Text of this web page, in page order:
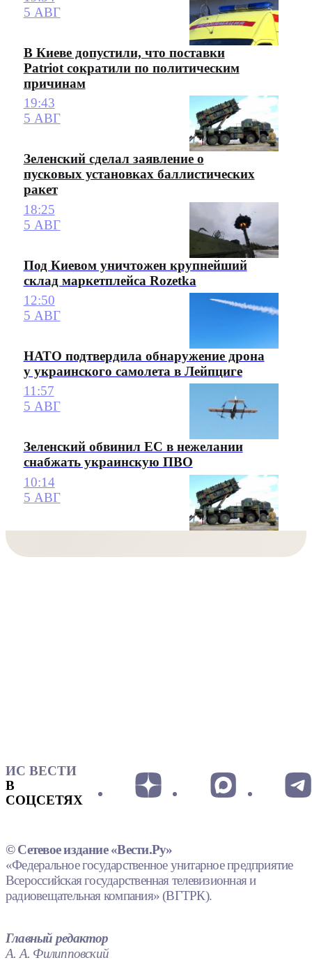
5 АВГ
В Киеве допустили, что поставки
Patriot сократили по политическим
причинам
19:43
5 АВГ
Зеленский сделал заявление о
пусковых установках баллистических
ракет
18:25
5 АВГ
Под Киевом уничтожен крупнейший
склад маркетплейса Rozetka
12:50
5 АВГ
НАТО подтвердила обнаружение дрона
у украинского самолета в Лейпциге
11:57
5 АВГ
Зеленский обвинил ЕС в нежелании
снабжать украинскую ПВО
10:14
5 АВГ
ИС ВЕСТИ
В
СОЦСЕТЯХ
© Сетевое издание «Вести.Ру»
«Федеральное государственное унитарное предприятие
Всероссийская государственная телевизионная и
радиовещательная компания» (ВГТРК).
Главный редактор
А. А. Филипповский